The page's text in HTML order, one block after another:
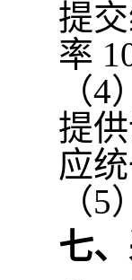
提
率
（
提
应
（
七